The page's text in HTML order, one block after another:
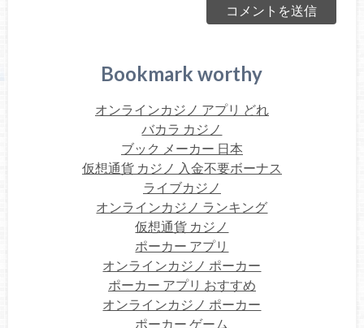
Bookmark worthy
オンラインカジノ アプリ どれ
バカラ カジノ
ブック メーカー 日本
仮想通貨 カジノ 入金不要ボーナス
ライブカジノ
オンラインカジノ ランキング
仮想通貨 カジノ
ポーカー アプリ
オンラインカジノ ポーカー
ポーカー アプリ おすすめ
オンラインカジノ ポーカー
ポーカー ゲーム